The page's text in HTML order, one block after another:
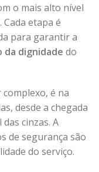
o mais alto nível
. Cada etapa é
para garantir a
da dignidade do
é na
desde a chegada
cinzas. A
de segurança são
do serviço.